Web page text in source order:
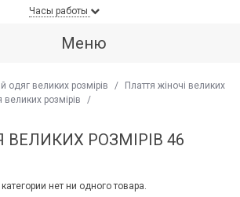
Часы работы
Меню
одяг великих розмірів /
Плаття жіночі великих
великих розмірів /
ВЕЛИКИХ РОЗМІРІВ 46
нет ни одного товара.